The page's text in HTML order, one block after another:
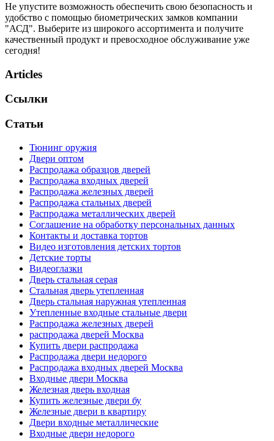
Не упустите возможность обеспечить свою безопасность и
удобство с помощью биометрических замков компании
"АСД". Выберите из широкого ассортимента и получите
качественный продукт и превосходное обслуживание уже
сегодня!
Articles
Ссылки
Статьи
Тюнинг оружия
Двери оптом
Распродажа образцов дверей
Распродажа входных дверей
Распродажа железных дверей
Распродажа стальных дверей
Распродажа металлических дверей
Соглашение на обработку персональных данных
Контакты и доставка тортов
Видео изготовления детских тортов
Детские торты
Видеоглазки
Дверь стальная серая
Стальная дверь утепленная
Дверь стальная наружная утепленная
Утепленные входные стальные двери
Распродажа железных дверей
распродажа дверей Москва
Купить двери распродажа
Распродажа двери недорого
Распродажа входных дверей Москва
Входные двери Москва
Железная дверь входная
Купить железные двери бу
Железные двери в квартиру
Двери входные металлические
Входные двери недорого